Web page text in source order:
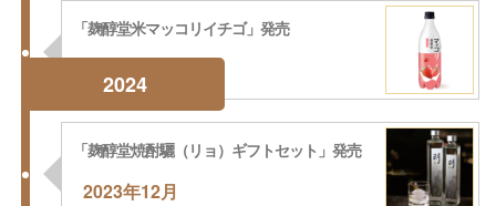
「麹醇堂米マッコリイチゴ」発売
2024
2023年12月
「麹醇堂焼酎驪（リョ）ギフトセット」発売